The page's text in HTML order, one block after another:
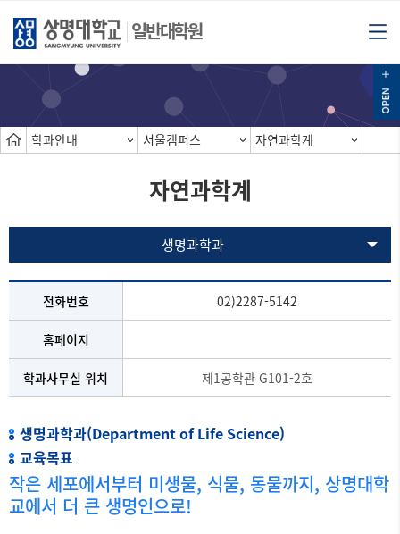
일반대학원
학과안내 서울캠퍼스 자연과학계
자연과학계
생명과학과
전화번호 02)2287-5142
홈페이지
학과사무실 위치 제1공학관 G101-2호
생명과학과(Department of Life Science)
교육목표
작은 세포에서부터 미생물, 식물, 동물까지, 상명대학
교에서 더 큰 생명인으로!